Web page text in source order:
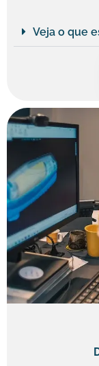
Veja o que